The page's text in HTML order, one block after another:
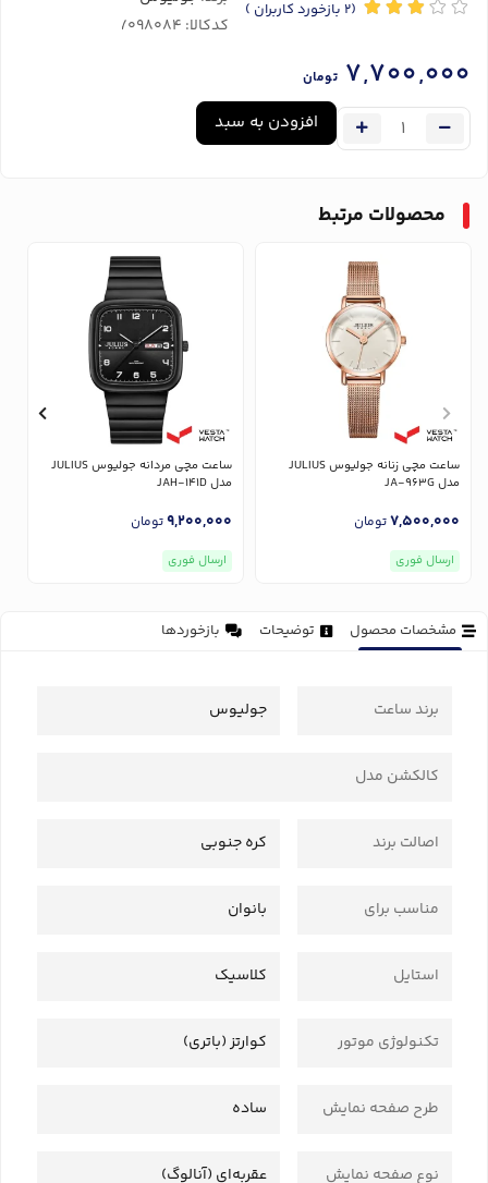
(2 بازخورد کاربران )
کدکالا:
7,700,000 تومان
افزودن به سبد
محصولات مرتبط
ساعت مچی زنانه جولیوس JULIUS
مدل JA-963G
7,500,000تومان
ارسال فوری
ساعت مچی مردانه جولیوس JULIUS
مدل JAH-141D
9,200,000تومان
ارسال فوری
مشخصات محصول توضیحات بازخوردها
برند ساعت جولیوس
کالکشن مدل
اصالت برند کره جنوبی
مناسب برای بانوان
استایل کلاسیک
تکنولوژی موتور کوارتز (باتری)
طرح صفحه نمایش ساده
نوع صفحه نمایش عقربه‌ای (آنالوگ)